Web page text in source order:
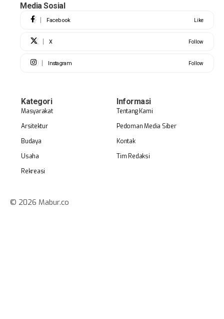
Media Sosial
Facebook Like
X Follow
Instagram Follow
Kategori
Masyarakat
Arsitektur
Budaya
Usaha
Rekreasi
Informasi
Tentang Kami
Pedoman Media Siber
Kontak
Tim Redaksi
© 2026 Mabur.co